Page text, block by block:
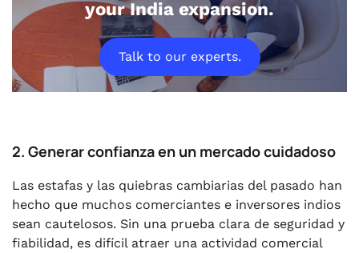
your India expansion.
Talk to our experts.
2. Generar confianza en un mercado cuidadoso
Las estafas y las quiebras cambiarias del pasado han
hecho que muchos comerciantes e inversores indios
sean cautelosos. Sin una prueba clara de seguridad y
fiabilidad, es difícil atraer una actividad comercial